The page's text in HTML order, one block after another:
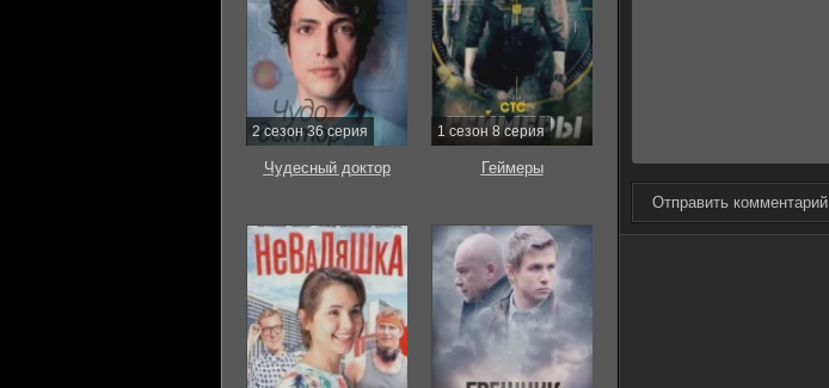
Отправить комментарий
2 сезон 36 серия
Чудесный доктор
1 сезон 8 серия
Геймеры